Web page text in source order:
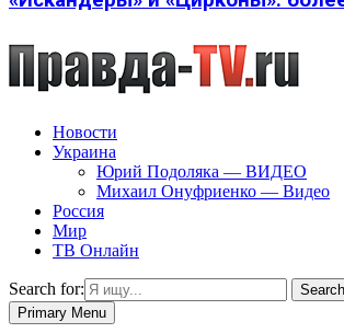
Новости
Украина
Юрий Подоляка — ВИДЕО
Михаил Онуфриенко — Видео
Россия
Мир
ТВ Онлайн
Search for:
Search
Primary Menu